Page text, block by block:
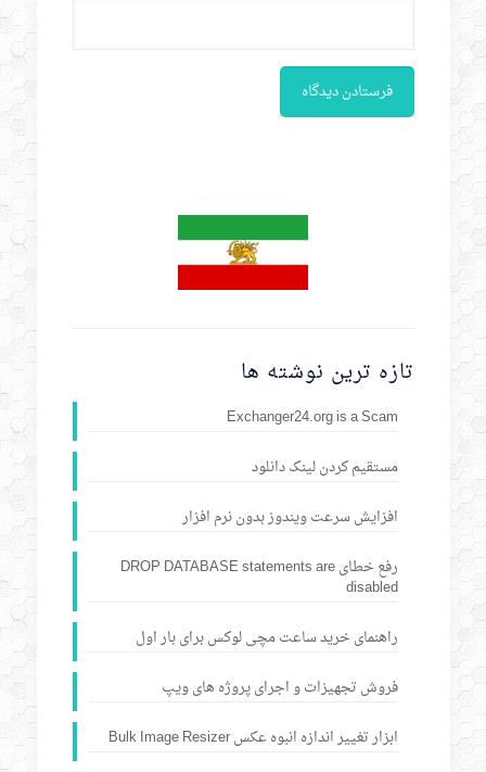
تازه ترین نوشته ها
Exchanger24.org is a Scam
مستقیم کردن لینک دانلود
افزایش سرعت ویندوز بدون نرم افزار
رفع خطای DROP DATABASE statements are
disabled
راهنمای خرید ساعت مچی لوکس برای بار اول
فروش تجهیزات و اجرای پروژه های ویپ
ابزار تغییر اندازه انبوه عکس Bulk Image Resizer